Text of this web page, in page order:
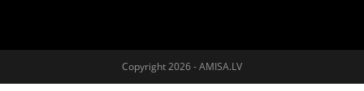
Copyright 2026 - AMISA.LV